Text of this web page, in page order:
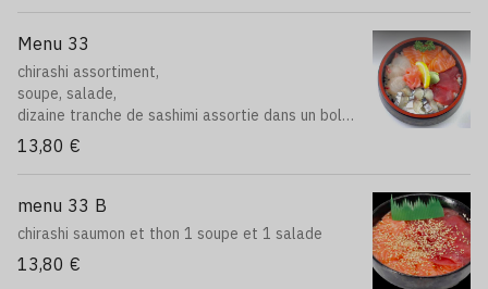
Menu 33
chirashi assortiment,
soupe, salade,
dizaine tranche de sashimi assortie dans un bol
de riz vinaigre
13,80 €
menu 33 B
chirashi saumon et thon 1 soupe et 1 salade
13,80 €